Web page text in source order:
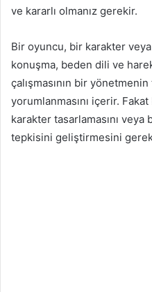
ve kararlı olmanız gerekir.
Bir oyuncu, bir karakter
konuşma, beden dili ve
çalışmasının bir
yorumlanmasını içerir.
karakter tasarlamasını
tepkisini geliştirmesini